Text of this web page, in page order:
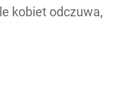
kobiet odczuwa,